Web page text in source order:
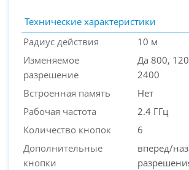
Технические характеристики
Радиус действия
10 м
Изменяемое
разрешение
Да 800,
2400
Встроенная память
Нет
Рабочая частота
2.4 ГГц
Количество кнопок
6
Дополнительные
кнопки
вперед/